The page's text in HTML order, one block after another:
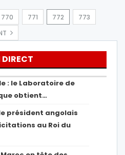
770 771 772
773
DIRECT
: le Laboratoire de
obtient…
président angolais
au Roi du